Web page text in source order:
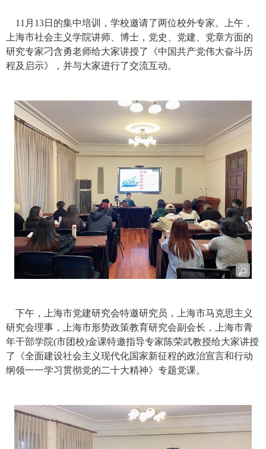
11 月 13日的集中培训，学校邀请了两位校外专家。上午，
上海市社会主义学院讲师、博士，党史、党建、党章方面的
研究专家刁含勇老师给大家讲授了《中国共产党伟大奋斗历
程及启示》，并与大家进行了交流互动。
下午，上海市党建研究会特邀研究员，上海市马克思主义
研究会理事，上海市形势政策教育研究会副会长，上海市青
年干部学院(市团校)金课特邀指导专家陈荣武教授给大家讲授
了《全面建设社会主义现代化国家新征程的政治宣言和行动
纲领一一学习贯彻党的二十大精神》专题党课。